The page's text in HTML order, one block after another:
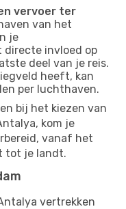
vervoer ter
van het
je
invloed op
deel van je reis.
heeft, kan
per luchthaven.
bij het kiezen van
kom je
vanaf het
tot je landt.
vertrekken